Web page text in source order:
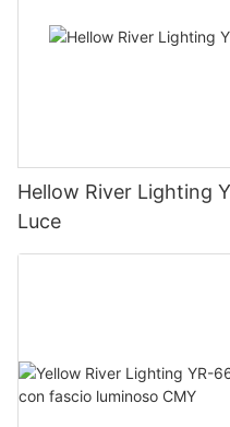
Hellow River Lighting
Luce